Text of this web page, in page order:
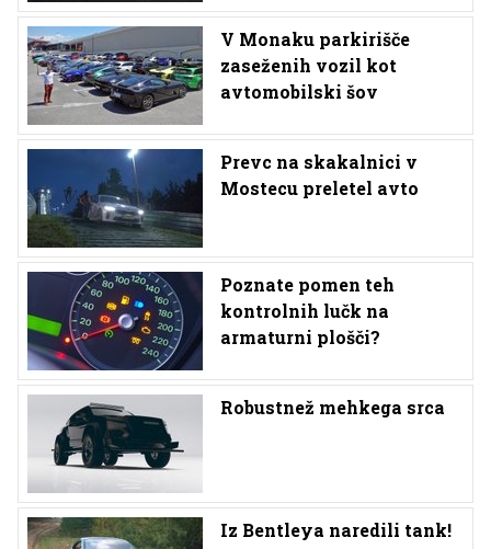
V Monaku parkirišče
zaseženih vozil kot
avtomobilski šov
Prevc na skakalnici v
Mostecu preletel avto
Poznate pomen teh
kontrolnih lučk na
armaturni plošči?
Robustnež mehkega srca
Iz Bentleya naredili tank!